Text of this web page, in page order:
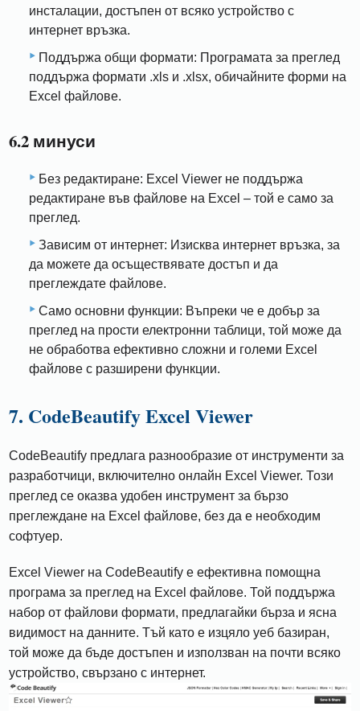
инсталации, достъпен от всяко устройство с
интернет връзка.
Поддържа общи формати: Програмата за преглед
поддържа формати .xls и .xlsx, обичайните форми на
Excel файлове.
6.2 минуси
Без редактиране: Excel Viewer не поддържа
редактиране във файлове на Excel – той е само за
преглед.
Зависим от интернет: Изисква интернет връзка, за
да можете да осъществявате достъп и да
преглеждате файлове.
Само основни функции: Въпреки че е добър за
преглед на прости електронни таблици, той може да
не обработва ефективно сложни и големи Excel
файлове с разширени функции.
7. CodeBeautify Excel Viewer
CodeBeautify предлага разнообразие от инструменти за
разработчици, включително онлайн Excel Viewer. Този
преглед се оказва удобен инструмент за бързо
преглеждане на Excel файлове, без да е необходим
софтуер.
Excel Viewer на CodeBeautify е ефективна помощна
програма за преглед на Excel файлове. Той поддържа
набор от файлови формати, предлагайки бърза и ясна
видимост на данните. Тъй като е изцяло уеб базиран,
той може да бъде достъпен и използван на почти всяко
устройство, свързано с интернет.